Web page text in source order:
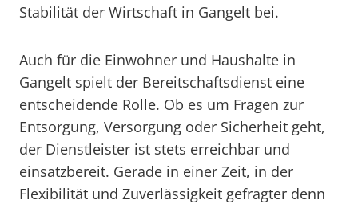
Stabilität der Wirtschaft in Gangelt bei.
Auch für die Einwohner und Haushalte in
Gangelt spielt der Bereitschaftsdienst eine
entscheidende Rolle. Ob es um Fragen zur
Entsorgung, Versorgung oder Sicherheit geht,
der Dienstleister ist stets erreichbar und
einsatzbereit. Gerade in einer Zeit, in der
Flexibilität und Zuverlässigkeit gefragter denn